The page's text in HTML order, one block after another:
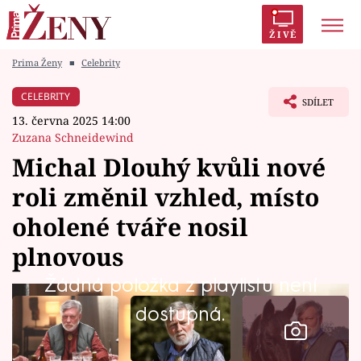
ŽIVĚ
Módní alarm
Témata
Celebrity
Vztahy
Seriály
Prima Ženy ■ Celebrity
CELEBRITY
13. června 2025 14:00
Zuzana Schneidewind
SDÍLET
Michal Dlouhý kvůli nové
roli změnil vzhled, místo
oholené tváře nosil
plnovous
Žádná položka z playlistu není
dostupná.